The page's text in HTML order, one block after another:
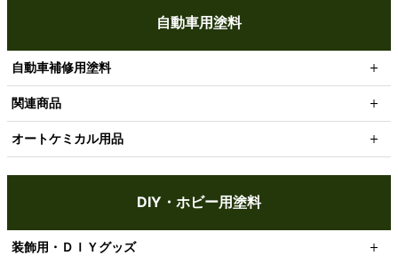
自動車用塗料
自動車補修用塗料
関連商品
オートケミカル用品
DIY・ホビー用塗料
装飾用・ＤＩＹグッズ